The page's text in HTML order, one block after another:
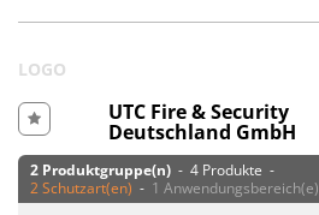
LOGO
UTC Fire & Security
Deutschland GmbH
2 Produktgruppe(n) - 4 Produkte -
2 Schutzart(en) - 1 Anwendungsbereich(e)